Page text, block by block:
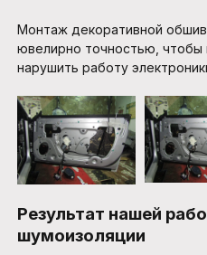
Монтаж декоративной
ювелирно точностью, чтобы
нарушить работу
Результат нашей
шумоизоляции